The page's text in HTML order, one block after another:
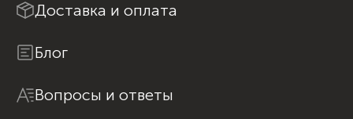
Доставка и оплата
Блог
Вопросы и ответы